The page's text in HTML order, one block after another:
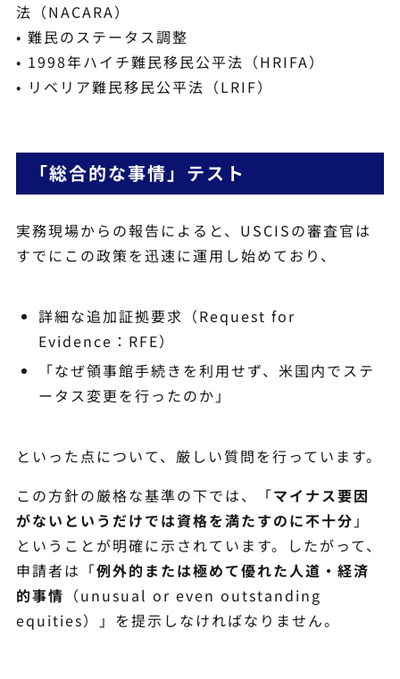
法（NACARA）
• 難民のステータス調整
• 1998年ハイチ難民移民公平法（HRIFA）
• リベリア難民移民公平法（LRIF）
「総合的な事情」テスト
実務現場からの報告によると、USCISの審査官は
すでにこの政策を迅速に運用し始めており、
詳細な追加証拠要求（Request for
Evidence：RFE）
「なぜ領事館手続きを利用せず、米国内でステ
ータス変更を行ったのか」
といった点について、厳しい質問を行っています。
この方針の厳格な基準の下では、「マイナス要因
がないというだけでは資格を満たすのに不十分 」
ということが明確に示されています。したがって、
申請者は「例外的または極めて優れた人道・経済
的事情 （unusual or even outstanding
equities）」を提示しなければなりません。